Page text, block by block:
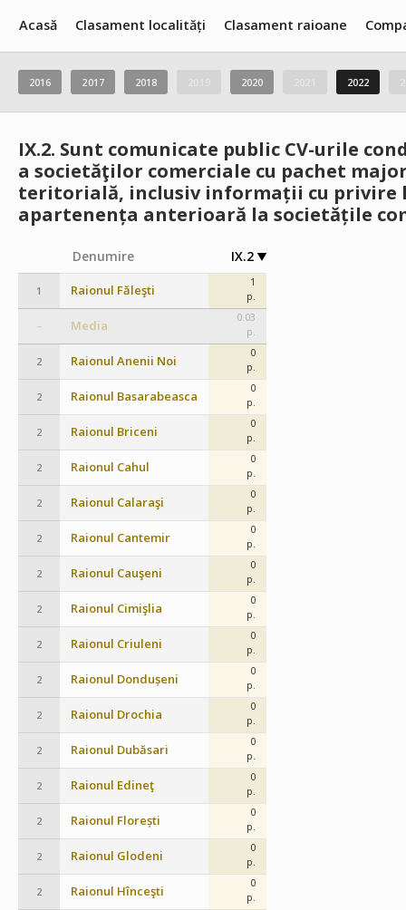
Acasă Clasament localități Clasament raioane
2016 2017 2018 2020 2022
IX.2. Sunt comunicate public CV-urile
a societăţilor comerciale cu pachet
teritorială, inclusiv informații cu privire
apartenența anterioară la societățile
Denumire IX.2
1 Raionul Făleşti
1
p.
– Media
0.03
p.
2 Raionul Anenii Noi
0
p.
2 Raionul Basarabeasca
0
p.
2 Raionul Briceni
0
p.
2 Raionul Cahul
0
p.
2 Raionul Calaraşi
0
p.
2 Raionul Cantemir
0
p.
2 Raionul Cauşeni
0
p.
2 Raionul Cimişlia
0
p.
2 Raionul Criuleni
0
p.
2 Raionul Dondușeni
0
p.
2 Raionul Drochia
0
p.
2 Raionul Dubăsari
0
p.
2 Raionul Edineţ
0
p.
2 Raionul Florești
0
p.
2 Raionul Glodeni
0
p.
2 Raionul Hînceşti
0
p.